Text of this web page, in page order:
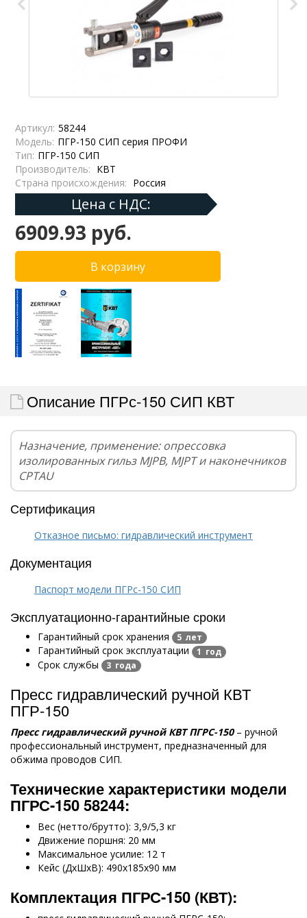
Артикул: 58244
Модель: ПГР-150 СИП серия ПРОФИ
Тип: ПГР-150 СИП
Производитель: КВТ
Страна происхождения: Россия
Цена с НДС:
6909.93 руб.
Описание ПГРс-150 СИП КВТ
Назначение, применение: опрессовка
изолированных гильз MJPB, MJPT и наконечников
CPTAU
Сертификация
Отказное письмо: гидравлический инструмент
Документация
Паспорт модели ПГРс-150 СИП
Эксплуатационно-гарантийные сроки
Гарантийный срок хранения 5 лет
Гарантийный срок эксплуатации 1 год
Срок службы 3 года
Пресс гидравлический ручной КВТ
ПГР-150
Пресс гидравлический ручной КВТ ПГРС-150– ручной
профессиональный инструмент, предназначенный для
обжима проводов СИП.
Технические характеристики модели
ПГРС-150 58244:
Вес (нетто/брутто): 3,9/5,3 кг
Движение поршня: 20 мм
Максимальное усилие: 12 т
Кейс (ДхШхВ): 490х185х90 мм
Комплектация ПГРС-150 (КВТ):